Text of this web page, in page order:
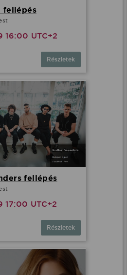
fellépés
16:00 UTC+2
Részletek
fellépés
UTC+2
Részletek